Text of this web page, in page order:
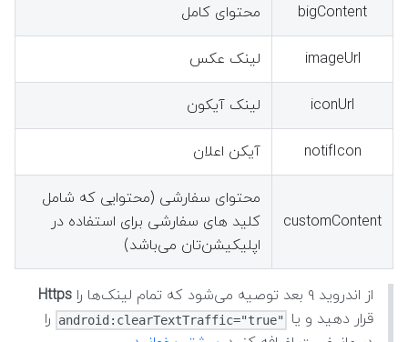
bigContent محتوای کامل
imageUrl لینک عکس
iconUrl لینک آیکون
notifIcon آیکن اعلان
customContent
محتوای سفارشی (محتوایی که شامل
کلید های سفارشی برای استفاده در
اپلیکیشن‌تان می‌باشد)
از اندروید ۹ بعد توصیه می‌شود که تمام لینک‌ها را
Https
قرار دهید و یا
android:clearTextTraffic="true"
را